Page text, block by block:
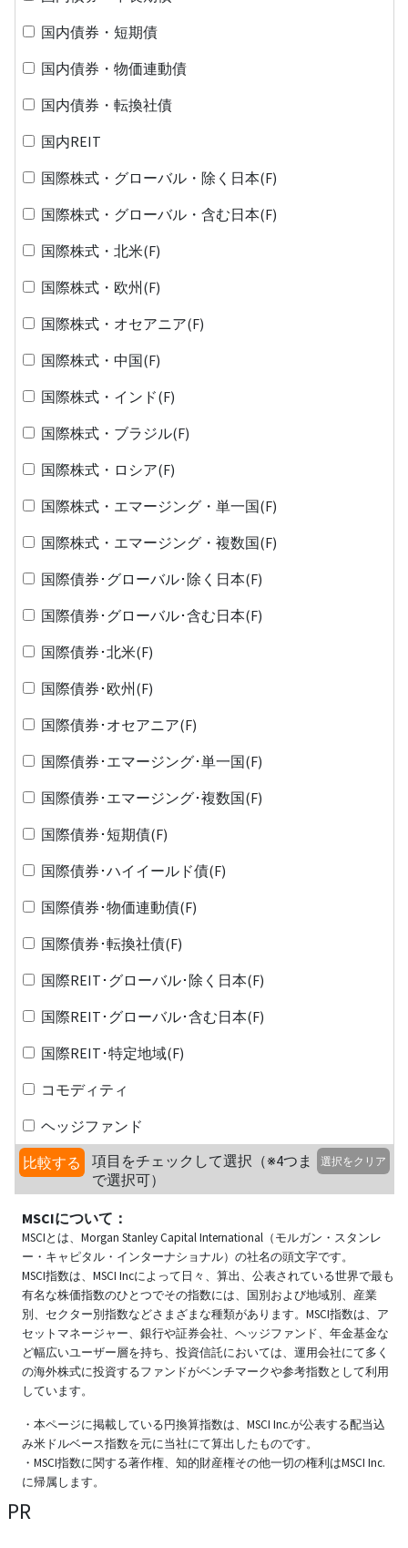
国内債券・短期債
国内債券・物価連動債
国内債券・転換社債
国内REIT
国際株式・グローバル・除く日本(F)
国際株式・グローバル・含む日本(F)
国際株式・北米(F)
国際株式・欧州(F)
国際株式・オセアニア(F)
国際株式・中国(F)
国際株式・インド(F)
国際株式・ブラジル(F)
国際株式・ロシア(F)
国際株式・エマージング・単一国(F)
国際株式・エマージング・複数国(F)
国際債券･グローバル･除く日本(F)
国際債券･グローバル･含む日本(F)
国際債券･北米(F)
国際債券･欧州(F)
国際債券･オセアニア(F)
国際債券･エマージング･単一国(F)
国際債券･エマージング･複数国(F)
国際債券･短期債(F)
国際債券･ハイイールド債(F)
国際債券･物価連動債(F)
国際債券･転換社債(F)
国際REIT･グローバル･除く日本(F)
国際REIT･グローバル･含む日本(F)
国際REIT･特定地域(F)
コモディティ
ヘッジファンド
比較する
項目をチェックして選択（※4つま
で選択可）
選択をクリア
MSCIについて：
MSCIとは、Morgan Stanley Capital International（モルガン・スタンレ
ー・キャピタル・インターナショナル）の社名の頭文字です。
MSCI指数は、MSCI Incによって日々、算出、公表されている世界で最も
有名な株価指数のひとつでその指数には、国別および地域別、産業
別、セクター別指数などさまざまな種類があります。MSCI指数は、ア
セットマネージャー、銀行や証券会社、ヘッジファンド、年金基金な
ど幅広いユーザー層を持ち、投資信託においては、運用会社にて多く
の海外株式に投資するファンドがベンチマークや参考指数として利用
しています。
・本ページに掲載している円換算指数は、MSCI Inc.が公表する配当込
み米ドルベース指数を元に当社にて算出したものです。
・MSCI指数に関する著作権、知的財産権その他一切の権利はMSCI Inc.
に帰属します。
PR